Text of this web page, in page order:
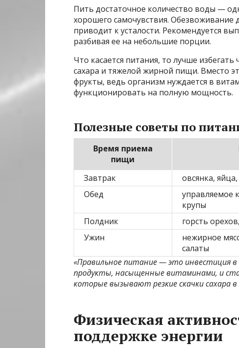
Пить достаточное количество воды —
хорошего самочувствия.
приводит к усталости. Рекомендуется
разбивая ее на небольшие порции.
Что касается питания, то лучше
сахара и тяжелой жирной пищи. Вместо
фрукты, ведь организм нуждается в
функционировать на полную мощность.
Полезные советы по
Время приема
пищи
Завтрак
овсянка,
Обед
управляемое
крупы
Полдник
горсть
Ужин
нежирное
салаты
«Правильное питание — это инвестиция
продукты, насыщенные витаминами, и
которые вызывают резкие скачки сахара в
Физическая
поддержке энергии